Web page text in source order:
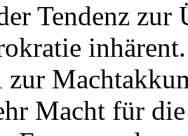
Tendenz
zur
Macht für